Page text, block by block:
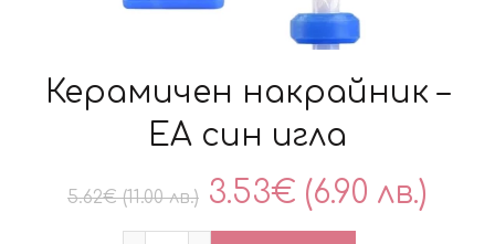
Керамичен накрайник –
EA син игла
5.62€ (11.00 лв.) Original
3.53€ (6.90 лв.)